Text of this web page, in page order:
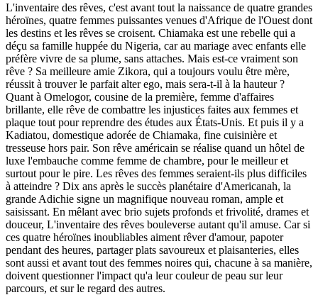
L'inventaire des rêves, c'est avant tout la naissance de quatre grandes
héroïnes, quatre femmes puissantes venues d'Afrique de l'Ouest dont
les destins et les rêves se croisent. Chiamaka est une rebelle qui a
déçu sa famille huppée du Nigeria, car au mariage avec enfants elle
préfère vivre de sa plume, sans attaches. Mais est-ce vraiment son
rêve ? Sa meilleure amie Zikora, qui a toujours voulu être mère,
réussit à trouver le parfait alter ego, mais sera-t-il à la hauteur ?
Quant à Omelogor, cousine de la première, femme d'affaires
brillante, elle rêve de combattre les injustices faites aux femmes et
plaque tout pour reprendre des études aux États-Unis. Et puis il y a
Kadiatou, domestique adorée de Chiamaka, fine cuisinière et
tresseuse hors pair. Son rêve américain se réalise quand un hôtel de
luxe l'embauche comme femme de chambre, pour le meilleur et
surtout pour le pire. Les rêves des femmes seraient-ils plus difficiles
à atteindre ? Dix ans après le succès planétaire d'Americanah, la
grande Adichie signe un magnifique nouveau roman, ample et
saisissant. En mêlant avec brio sujets profonds et frivolité, drames et
douceur, L'inventaire des rêves bouleverse autant qu'il amuse. Car si
ces quatre héroïnes inoubliables aiment rêver d'amour, papoter
pendant des heures, partager plats savoureux et plaisanteries, elles
sont aussi et avant tout des femmes noires qui, chacune à sa manière,
doivent questionner l'impact qu'a leur couleur de peau sur leur
parcours, et sur le regard des autres.